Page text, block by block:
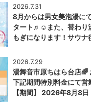
1
2026.7.31
8月からは男女美泡湯に
タート♬☺また、替わり
もぎになります！サウ
1
2026.7.29
湯舞音市原ちはら台店🌈
下記期間特別料金にて営
【期間】 2026年8月8